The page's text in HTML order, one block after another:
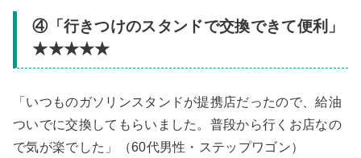
④「行きつけのスタンドで交換できて便利」
★★★★★
「いつものガソリンスタンドが提携店だったので、給油
ついでに交換してもらいました。普段から行くお店なの
で気が楽でした」（60代男性・ステップワゴン）